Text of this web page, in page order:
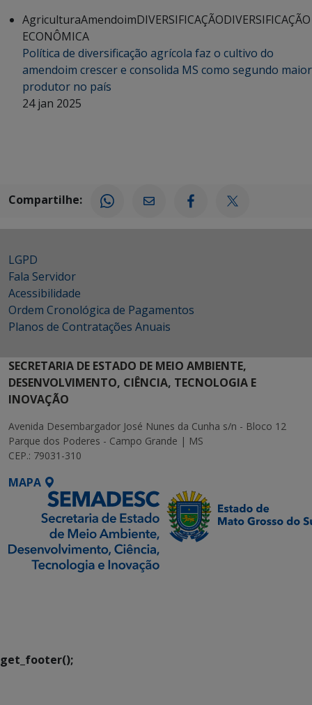
AgriculturaAmendoimDIVERSIFICAÇÃODIVERSIFICAÇÃO
ECONÔMICA
Política de diversificação agrícola faz o cultivo do
amendoim crescer e consolida MS como segundo maior
produtor no país
24 jan 2025
Compartilhe:
LGPD
Fala Servidor
Acessibilidade
Ordem Cronológica de Pagamentos
Planos de Contratações Anuais
SECRETARIA DE ESTADO DE MEIO AMBIENTE,
DESENVOLVIMENTO, CIÊNCIA, TECNOLOGIA E
INOVAÇÃO
Avenida Desembargador José Nunes da Cunha s/n - Bloco 12
Parque dos Poderes - Campo Grande | MS
CEP.: 79031-310
MAPA
get_footer();